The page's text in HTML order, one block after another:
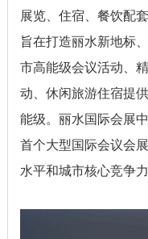
展览、住宿、餐饮配
旨在打造丽水新地标
市高能级会议活动、
动、休闲旅游住宿提
能级。丽水国际会展
首个大型国际会议会
水平和城市核心竞争